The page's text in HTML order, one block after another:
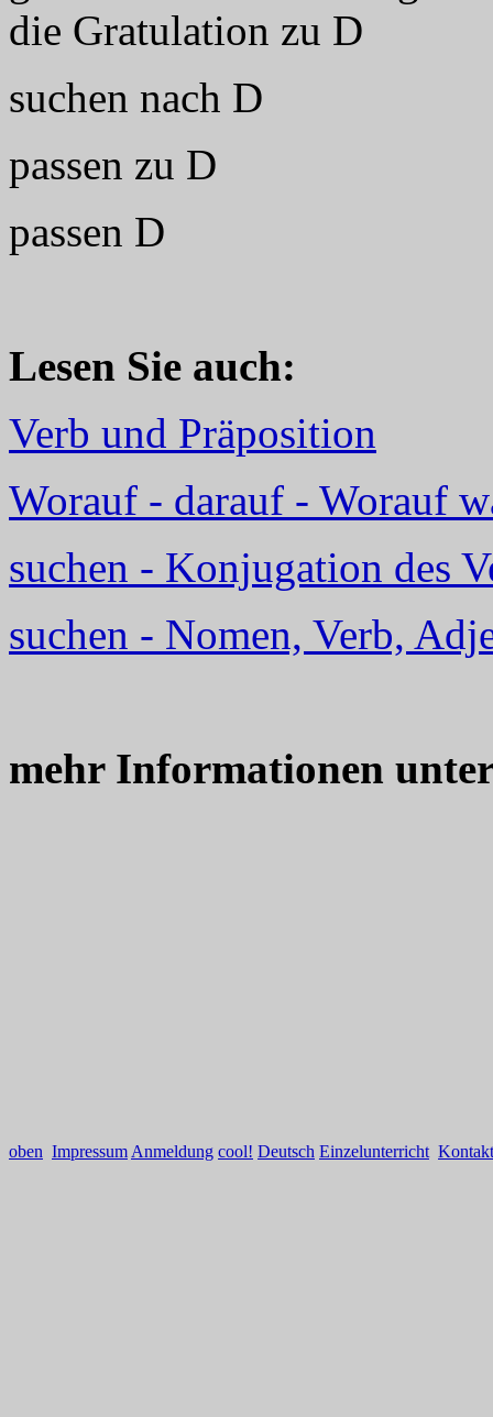
die Gratulation zu D
suchen nach D
passen zu D
passen D
Lesen Sie auch:
Verb und Präposition
Worauf - darauf - Worauf
suchen - Konjugation des
suchen - Nomen, Verb,
mehr Informationen
oben Impressum Anmeldung cool! Deutsch Einzelunterricht Kontakt